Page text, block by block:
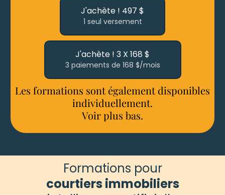
J'achète ! 497 $
1 seul versement
J'achète ! 3 X 168 $
3 paiements de 168 $/mois
Les formations sont également disponibles
individuellement.
Voir plus bas.
Formations pour
courtiers immobiliers